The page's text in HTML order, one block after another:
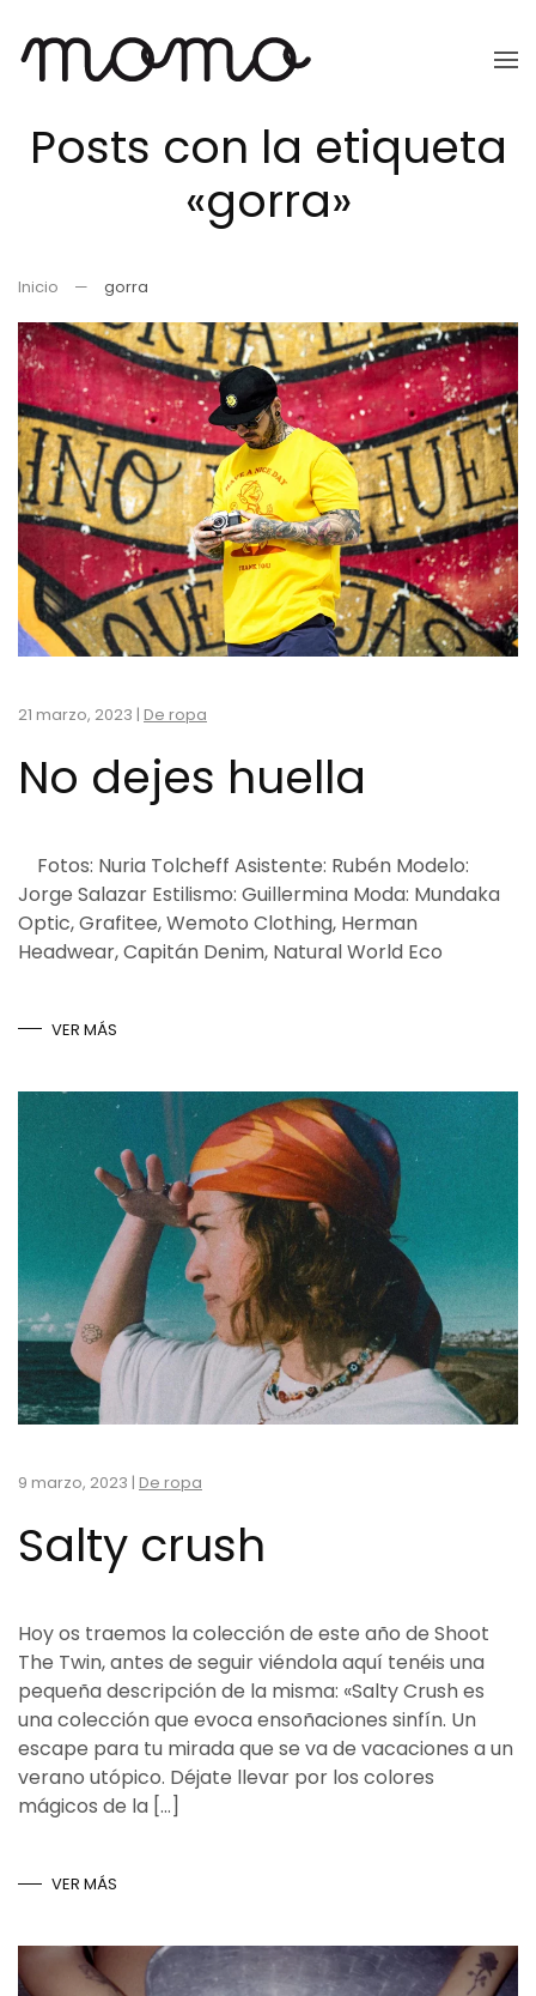
Ir
contenido
principal
Posts con la etiqueta
«gorra»
Inicio gorra
21 marzo, 2023 | De ropa
No dejes huella
Fotos: Nuria Tolcheff Asistente: Rubén Modelo:
Jorge Salazar Estilismo: Guillermina Moda: Mundaka
Optic, Grafitee, Wemoto Clothing, Herman
Headwear, Capitán Denim, Natural World Eco
VER MÁS
9 marzo, 2023 | De ropa
Salty crush
Hoy os traemos la colección de este año de Shoot
The Twin, antes de seguir viéndola aquí tenéis una
pequeña descripción de la misma: «Salty Crush es
una colección que evoca ensoñaciones sinfín. Un
escape para tu mirada que se va de vacaciones a un
verano utópico. Déjate llevar por los colores
mágicos de la […]
VER MÁS